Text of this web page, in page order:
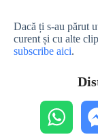
Dacă ți s-au părut
curent și cu alte
subscribe aici.